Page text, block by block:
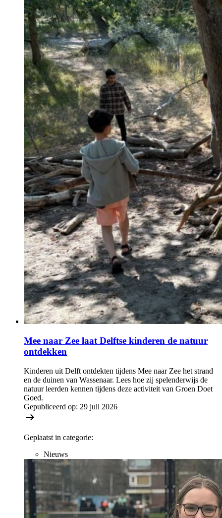
Mee naar Zee laat Delftse kinderen de natuur
ontdekken
Kinderen uit Delft ontdekten tijdens Mee naar Zee het strand
en de duinen van Wassenaar. Lees hoe zij spelenderwijs de
natuur leerden kennen tijdens deze activiteit van Groen Doet
Goed.
Gepubliceerd op: 29 juli 2026
Geplaatst in categorie:
Nieuws